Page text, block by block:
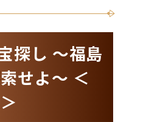
探し 〜福島
せよ〜 ＜